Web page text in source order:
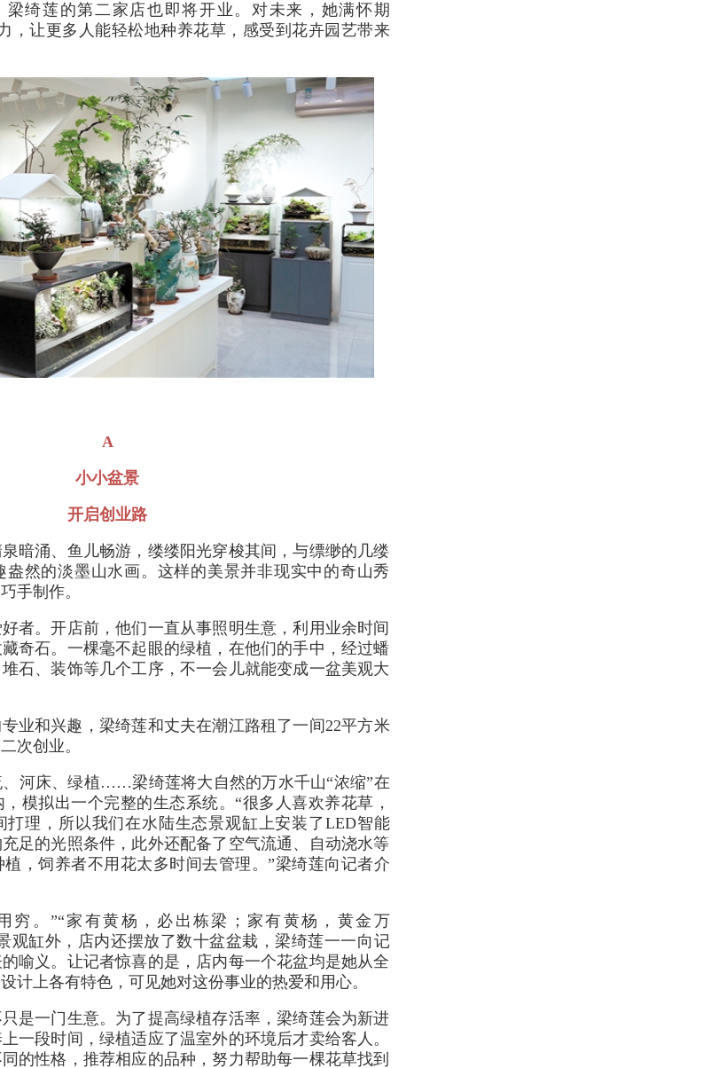
梁绮莲的第二家店也即将开业。对未来，她满怀期
，让更多人能轻松地种养花草，感受到花卉园艺带来
A
小小盆景
开启创业路
暗涌、鱼儿畅游，缕缕阳光穿梭其间，与缥缈的几缕
盎然的淡墨山水画。这样的美景并非现实中的奇山秀
手制作。
者。开店前，他们一直从事照明生意，利用业余时间
奇石。一棵毫不起眼的绿植，在他们的手中，经过蟠
石、装饰等几个工序，不一会儿就能变成一盆美观大
业和兴趣，梁绮莲和丈夫在潮江路租了一间22平方米
次创业。
河床、绿植……梁绮莲将大自然的万水千山“浓缩”在
模拟出一个完整的生态系统。“很多人喜欢养花草，
打理，所以我们在水陆生态景观缸上安装了LED智能
足的光照条件，此外还配备了空气流通、自动浇水等
，饲养者不用花太多时间去管理。”梁绮莲向记者介
穷。”“家有黄杨，必出栋梁；家有黄杨，黄金万
缸外，店内还摆放了数十盆盆栽，梁绮莲一一向记
喻义。让记者惊喜的是，店内每一个花盆均是她从全
计上各有特色，可见她对这份事业的热爱和用心。
是一门生意。为了提高绿植存活率，梁绮莲会为新进
一段时间，绿植适应了温室外的环境后才卖给客人。
的性格，推荐相应的品种，努力帮助每一棵花草找到